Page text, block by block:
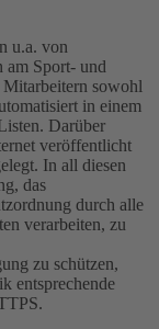
u.a. von
am Sport- und
sowohl
in einem
Darüber
veröffentlicht
In all diesen
das
durch alle
verarbeiten, zu
zu schützen,
entsprechende